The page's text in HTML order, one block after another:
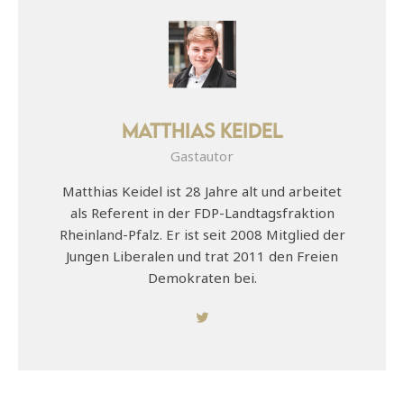
Matthias Keidel
Gastautor
Matthias Keidel ist 28 Jahre alt und arbeitet
als Referent in der FDP-Landtagsfraktion
Rheinland-Pfalz. Er ist seit 2008 Mitglied der
Jungen Liberalen und trat 2011 den Freien
Demokraten bei.